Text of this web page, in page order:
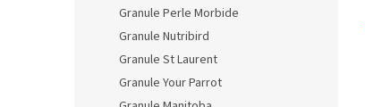
Granule Perle Morbide
Granule Nutribird
Granule St Laurent
Granule Your Parrot